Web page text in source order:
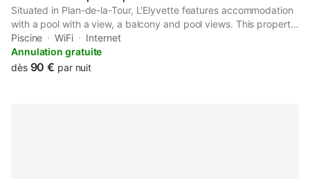
Situated in Plan-de-la-Tour, L'Elyvette features accommodation
with a pool with a view, a balcony and pool views. This property
offers access to a terrace, free private parking and free WiFi.
Piscine WiFi
Internet
Annulation gratuite
dès 90 € par nuit